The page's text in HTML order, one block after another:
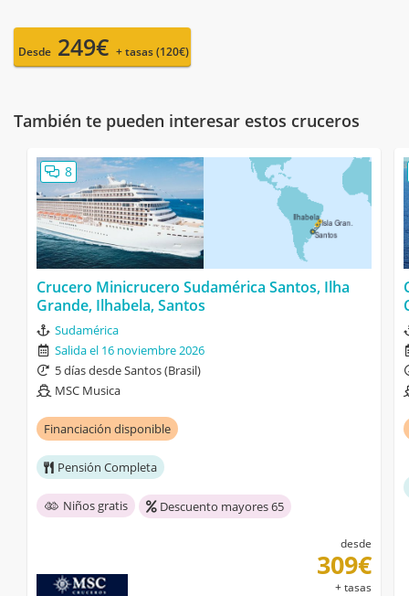
Desde 249€ + tasas (120€)
También te pueden interesar estos cruceros
8
Crucero Minicrucero Sudamérica Santos, Ilha
Grande, Ilhabela, Santos
Sudamérica
Salida el 16 noviembre 2026
5 días desde Santos (Brasil)
MSC Musica
Financiación disponible
Pensión Completa
Niños gratis Descuento mayores 65
desde
309€
+ tasas